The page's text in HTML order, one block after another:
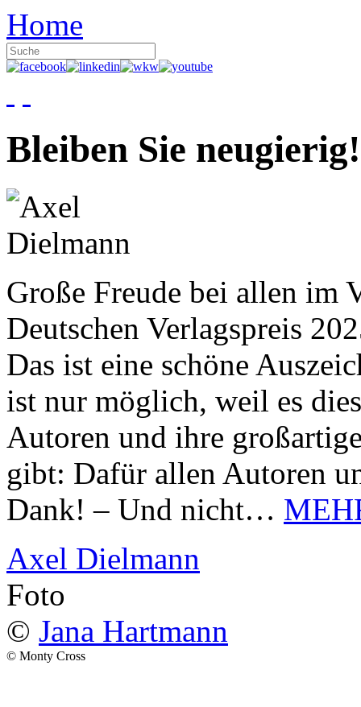
Home
Bleiben Sie neugierig!
Große Freude bei allen im
Deutschen Verlagspreis
Das ist eine schöne
ist nur möglich, weil es
Autoren und ihre
gibt: Dafür allen Autoren
Dank! – Und nicht…
Axel Dielmann
Foto
© Jana Hartmann
© Monty Cross